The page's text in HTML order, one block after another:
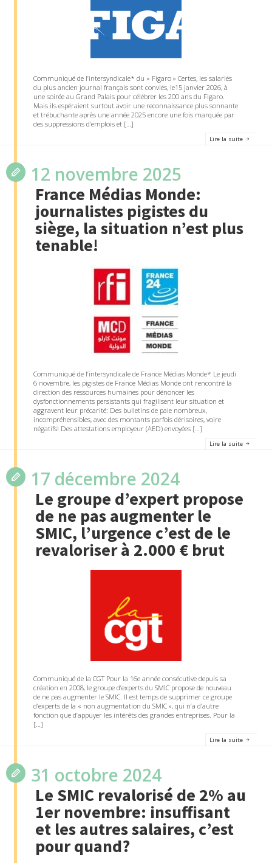
Communiqué de l’intersyndicale* du « Figaro » Certes, les salariés
du plus ancien journal français sont conviés, le15 janvier 2026, à
une soirée au Grand Palais pour célébrer les 200 ans du Figaro.
Mais ils espéraient surtout avoir une reconnaissance plus sonnante
et trébuchante après une année 2025 encore une fois marquée par
des suppressions d’emplois et […]
Lire la suite
12 novembre 2025
France Médias Monde:
journalistes pigistes du
siège, la situation n’est plus
tenable!
Communiqué de l’intersyndicale de France Médias Monde* Le jeudi
6 novembre, les pigistes de France Médias Monde ont rencontré la
direction des ressources humaines pour dénoncer les
dysfonctionnements persistants qui fragilisent leur situation et
aggravent leur précarité: Des bulletins de paie nombreux,
incompréhensibles, avec des montants parfois dérisoires, voire
négatifs! Des attestations employeur (AED) envoyées […]
Lire la suite
17 décembre 2024
Le groupe d’expert propose
de ne pas augmenter le
SMIC, l’urgence c’est de le
revaloriser à 2.000 € brut
Communiqué de la CGT Pour la 16e année consécutive depuis sa
création en 2008, le groupe d’experts du SMIC propose de nouveau
de ne pas augmenter le SMIC. Il est temps de supprimer ce groupe
d’experts de la « non augmentation du SMIC », qui n’a d’autre
fonction que d’appuyer les intérêts des grandes entreprises. Pour la
[…]
Lire la suite
31 octobre 2024
Le SMIC revalorisé de 2% au
1er novembre: insuffisant
et les autres salaires, c’est
pour quand?